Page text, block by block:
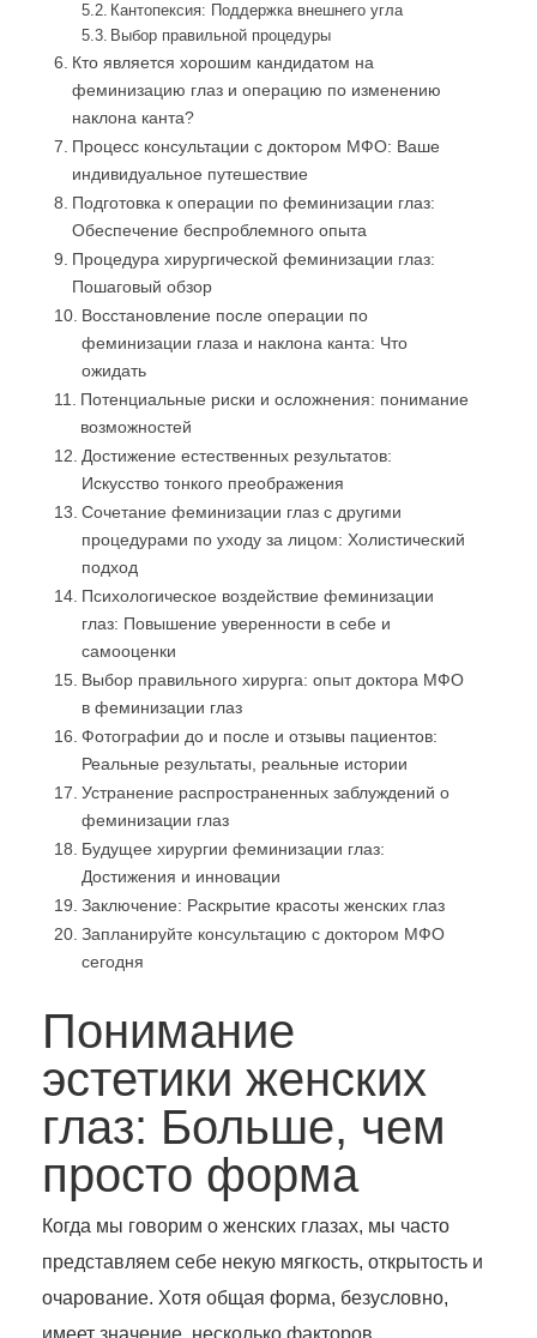
Кантопексия: Поддержка внешнего угла
Выбор правильной процедуры
Кто является хорошим кандидатом на
феминизацию глаз и операцию по изменению
наклона канта?
Процесс консультации с доктором МФО: Ваше
индивидуальное путешествие
Подготовка к операции по феминизации глаз:
Обеспечение беспроблемного опыта
Процедура хирургической феминизации глаз:
Пошаговый обзор
Восстановление после операции по
феминизации глаза и наклона канта: Что
ожидать
Потенциальные риски и осложнения: понимание
возможностей
Достижение естественных результатов:
Искусство тонкого преображения
Сочетание феминизации глаз с другими
процедурами по уходу за лицом: Холистический
подход
Психологическое воздействие феминизации
глаз: Повышение уверенности в себе и
самооценки
Выбор правильного хирурга: опыт доктора МФО
в феминизации глаз
Фотографии до и после и отзывы пациентов:
Реальные результаты, реальные истории
Устранение распространенных заблуждений о
феминизации глаз
Будущее хирургии феминизации глаз:
Достижения и инновации
Заключение: Раскрытие красоты женских глаз
Запланируйте консультацию с доктором МФО
сегодня
Понимание
эстетики женских
глаз: Больше, чем
просто форма
Когда мы говорим о женских глазах, мы часто
представляем себе некую мягкость, открытость и
очарование. Хотя общая форма, безусловно,